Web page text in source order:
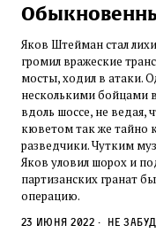
Яков Штейман стал
громил вражеские
мосты, ходил в атаки.
несколькими бойцами
вдоль шоссе, не
кюветом так же тайно
разведчики. Чутким
Яков уловил шорох и
партизанских гранат
операцию.
23 июня 2022 Не